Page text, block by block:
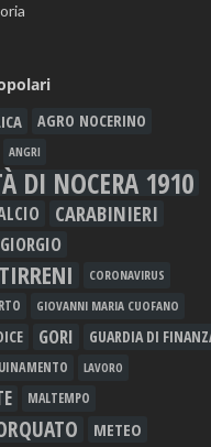
AGRO NOCERINO
ANGRI
DI NOCERA 1910
CARABINIERI
CORONAVIRUS
GIOVANNI MARIA CUOFANO
GORI GUARDIA DI
LAVORO
MALTEMPO
METEO